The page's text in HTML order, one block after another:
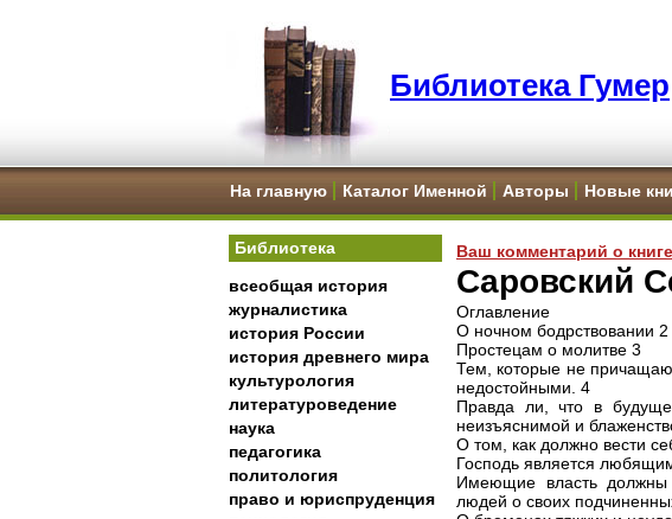
Библиотека Гумер
На главную Каталог Именной Авторы Новые
Библиотека
всеобщая история
журналистика
история России
история древнего мира
культурология
литературоведение
наука
педагогика
политология
право и юриспруденция
Ваш комментарий о книге
Саровский
Оглавление
О ночном бодрствовании 2
Простецам о молитве 3
Тем, которые не
недостойными. 4
Правда ли, что в
неизъяснимой и
О том, как должно вести
Господь является
Имеющие власть должны
людей о своих